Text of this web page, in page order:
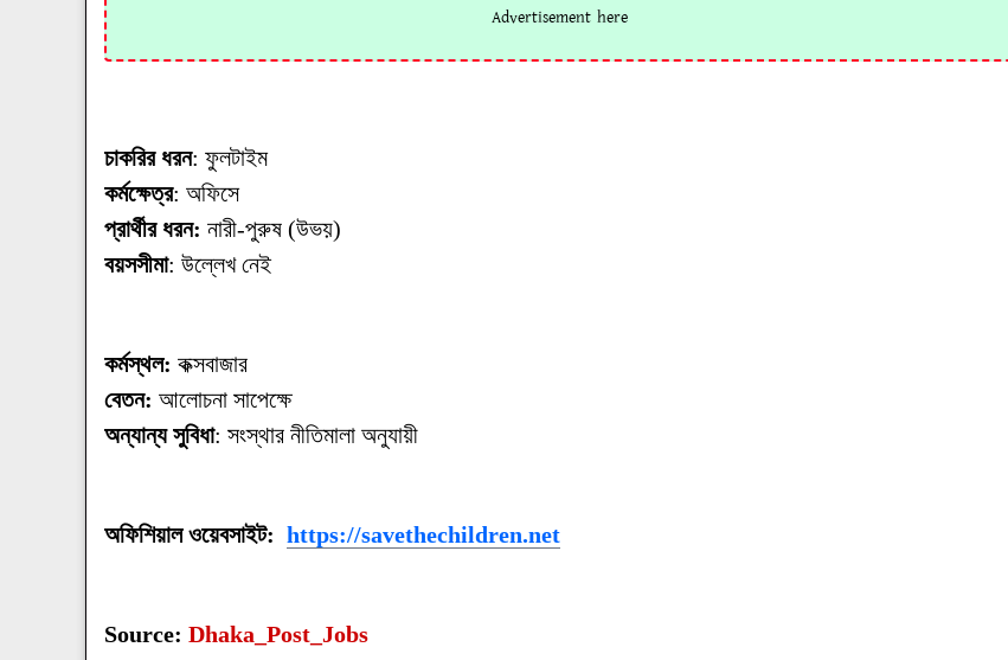
চাকরির ধরন: ফুলটাইম
কর্মক্ষেত্র: অফিসে
প্রার্থীর ধরন: নারী-পুরুষ (উভয়)
বয়সসীমা: উল্লেখ নেই
কর্মস্থল: কক্সবাজার
বেতন: আলোচনা সাপেক্ষে
অন্যান্য সুবিধা: সংস্থার নীতিমালা অনুযায়ী
অফিশিয়াল ওয়েবসাইট: https://savethechildren.net
Source: Dhaka_Post_Jobs